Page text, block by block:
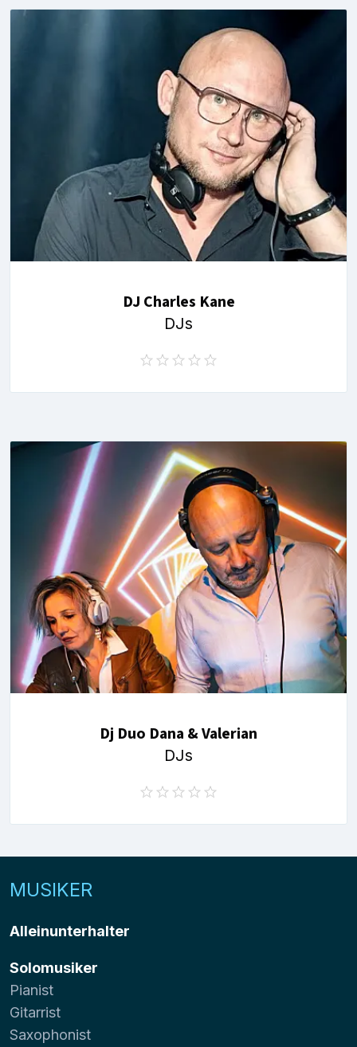
DJ Charles Kane
DJs
Dj Duo Dana & Valerian
DJs
MUSIKER
Alleinunterhalter
Solomusiker
Pianist
Gitarrist
Saxophonist